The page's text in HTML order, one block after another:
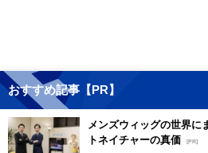
おすすめ記事【PR】
メンズウィッグの世界に
トネイチャーの真価 [PR]